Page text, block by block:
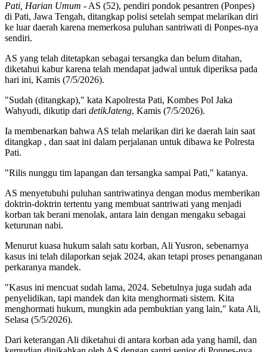
Pati, Harian Umum - AS (52), pendiri pondok pesantren (Ponpes)
di Pati, Jawa Tengah, ditangkap polisi setelah sempat melarikan diri
ke luar daerah karena memerkosa puluhan santriwati di Ponpes-nya
sendiri.
AS yang telah ditetapkan sebagai tersangka dan belum ditahan,
diketahui kabur karena telah mendapat jadwal untuk diperiksa pada
hari ini, Kamis (7/5/2026).
"Sudah (ditangkap)," kata Kapolresta Pati, Kombes Pol Jaka
Wahyudi, dikutip dari detikJateng, Kamis (7/5/2026).
Ia membenarkan bahwa AS telah melarikan diri ke daerah lain saat
ditangkap , dan saat ini dalam perjalanan untuk dibawa ke Polresta
Pati.
"Rilis nunggu tim lapangan dan tersangka sampai Pati," katanya.
AS menyetubuhi puluhan santriwatinya dengan modus memberikan
doktrin-doktrin tertentu yang membuat santriwati yang menjadi
korban tak berani menolak, antara lain dengan mengaku sebagai
keturunan nabi.
Menurut kuasa hukum salah satu korban, Ali Yusron, sebenarnya
kasus ini telah dilaporkan sejak 2024, akan tetapi proses penanganan
perkaranya mandek.
"Kasus ini mencuat sudah lama, 2024. Sebetulnya juga sudah ada
penyelidikan, tapi mandek dan kita menghormati sistem. Kita
menghormati hukum, mungkin ada pembuktian yang lain," kata Ali,
Selasa (5/5/2026).
Dari keterangan Ali diketahui di antara korban ada yang hamil, dan